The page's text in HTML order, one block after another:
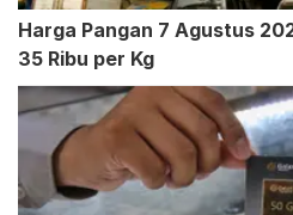
Harga Pangan 7 Agustus
35 Ribu per Kg